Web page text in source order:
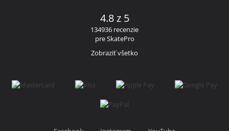
4.8 z 5
134936 recenzie
pre SkatePro
Zobraziť všetko